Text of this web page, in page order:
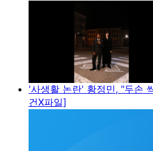
'사생활 논란' 황정민, "두손
건X파일]